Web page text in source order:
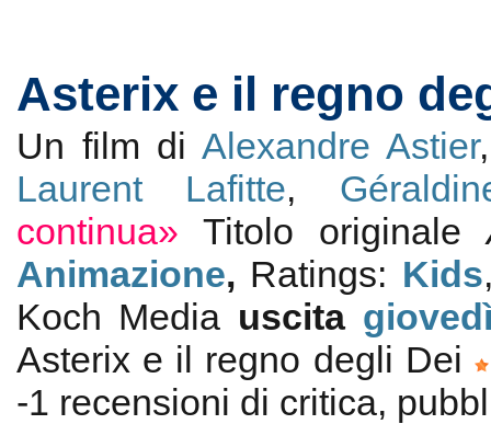
Asterix e il regno
Un film diAlexandre Astier
Laurent Lafitte,
continua»
Titolo originale
Animazione, Ratings: Kids
Koch Media uscita
Asterix e il regno degli Dei
-1 recensioni di critica,